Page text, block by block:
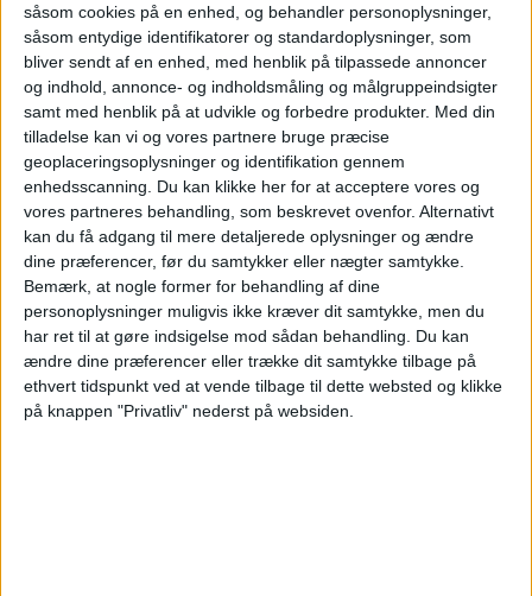
såsom cookies på en enhed, og behandler personoplysninger,
såsom entydige identifikatorer og standardoplysninger, som
bliver sendt af en enhed, med henblik på tilpassede annoncer
og indhold, annonce- og indholdsmåling og målgruppeindsigter
samt med henblik på at udvikle og forbedre produkter. Med din
tilladelse kan vi og vores partnere bruge præcise
geoplaceringsoplysninger og identifikation gennem
enhedsscanning. Du kan klikke her for at acceptere vores og
vores partneres behandling, som beskrevet ovenfor. Alternativt
kan du få adgang til mere detaljerede oplysninger og ændre
dine præferencer, før du samtykker eller nægter samtykke.
Bemærk, at nogle former for behandling af dine
personoplysninger muligvis ikke kræver dit samtykke, men du
har ret til at gøre indsigelse mod sådan behandling.
Du kan
ændre dine præferencer eller trække dit samtykke tilbage på
ethvert tidspunkt ved at vende tilbage til dette websted og klikke
på knappen "Privatliv" nederst på websiden.
Apollo køber
Easyjet efter
budkamp
Apollo Global Management overtager Easyjet for
5,7 milliarder pund efter måneder med budkamp
om det britiske lavprisselskab.
Her kan du opleve total
solformørkelse